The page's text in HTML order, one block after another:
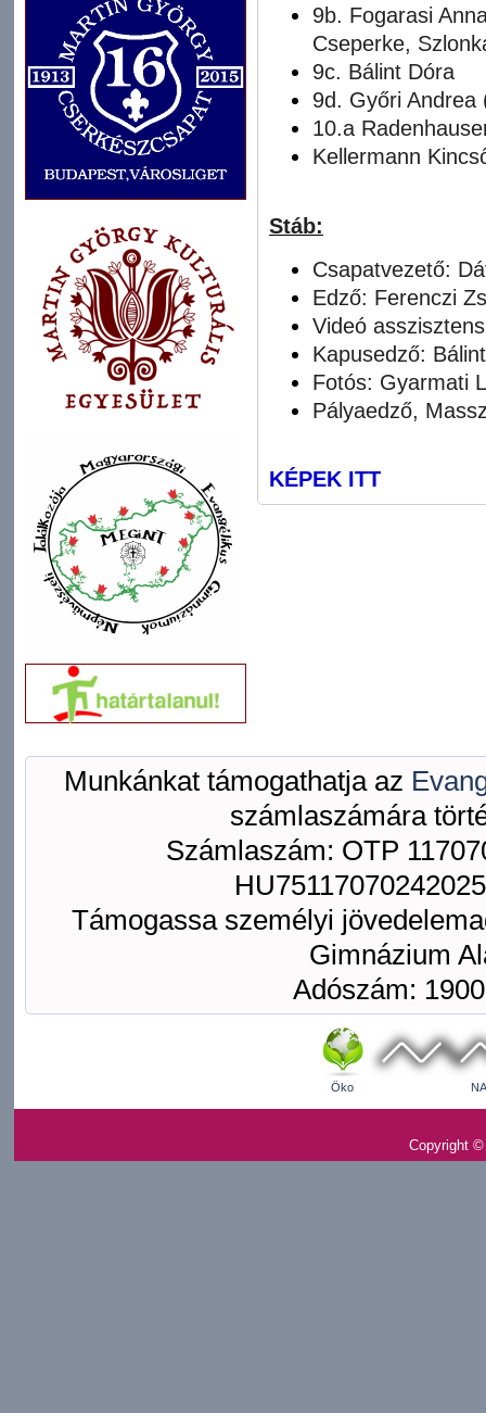
9b. Fogarasi
Cseperke,
9c. Bálint Dóra
9d. Győri Andrea
10.a
Kellermann
Stáb:
Csapatvezető:
Edző: Ferenczi
Videó
Kapusedző:
Fotós: Gyarmati
Pályaedző,
KÉPEK ITT
Munkánkat támogathatja az
számlaszámára
Számlaszám: OTP
Támogassa személyi
Gimnázium
Adószám:
Öko
Copyright